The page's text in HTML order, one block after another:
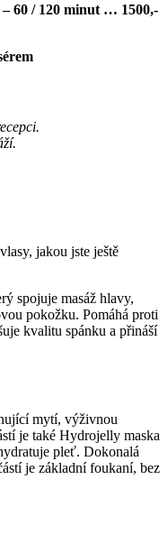
60 / 120 minut … 1500,-
jakou jste ještě
spojuje masáž hlavy,
pokožku. Pomáhá proti
kvalitu spánku a přináší
mytí, výživnou
je také Hydrojelly maska
pleť. Dokonalá
je základní foukaní, bez